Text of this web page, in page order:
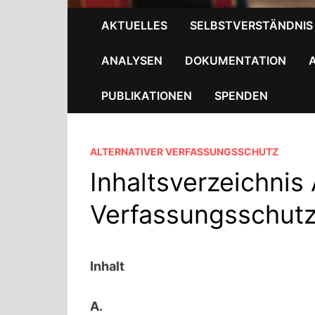
AKTUELLES SELBSTVERSTÄNDNIS
ANALYSEN DOKUMENTATION
PUBLIKATIONEN SPENDEN
ALTERNATIVER VERFASSUNGSSCHUTZ
Inhaltsverzeichnis
Inhalt
A.